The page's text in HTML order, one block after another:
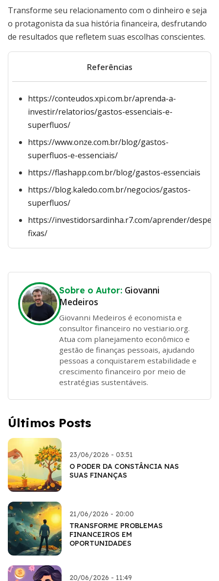
Transforme seu relacionamento com o dinheiro e seja
o protagonista da sua história financeira, desfrutando
de resultados que refletem suas escolhas conscientes.
Referências
https://conteudos.xpi.com.br/aprenda-a-
investir/relatorios/gastos-essenciais-e-
superfluos/
https://www.onze.com.br/blog/gastos-
superfluos-e-essenciais/
https://flashapp.com.br/blog/gastos-essenciais
https://blog.kaledo.com.br/negocios/gastos-
superfluos/
https://investidorsardinha.r7.com/aprender/
fixas/
Sobre o Autor: Giovanni
Medeiros
Giovanni Medeiros é economista e
consultor financeiro no vestiario.org.
Atua com planejamento econômico e
gestão de finanças pessoais, ajudando
pessoas a conquistarem estabilidade e
crescimento financeiro por meio de
estratégias sustentáveis.
Últimos Posts
23/06/2026 - 03:51
O PODER DA CONSTÂNCIA NAS
SUAS FINANÇAS
21/06/2026 - 20:00
TRANSFORME PROBLEMAS
FINANCEIROS EM
OPORTUNIDADES
20/06/2026 - 11:49